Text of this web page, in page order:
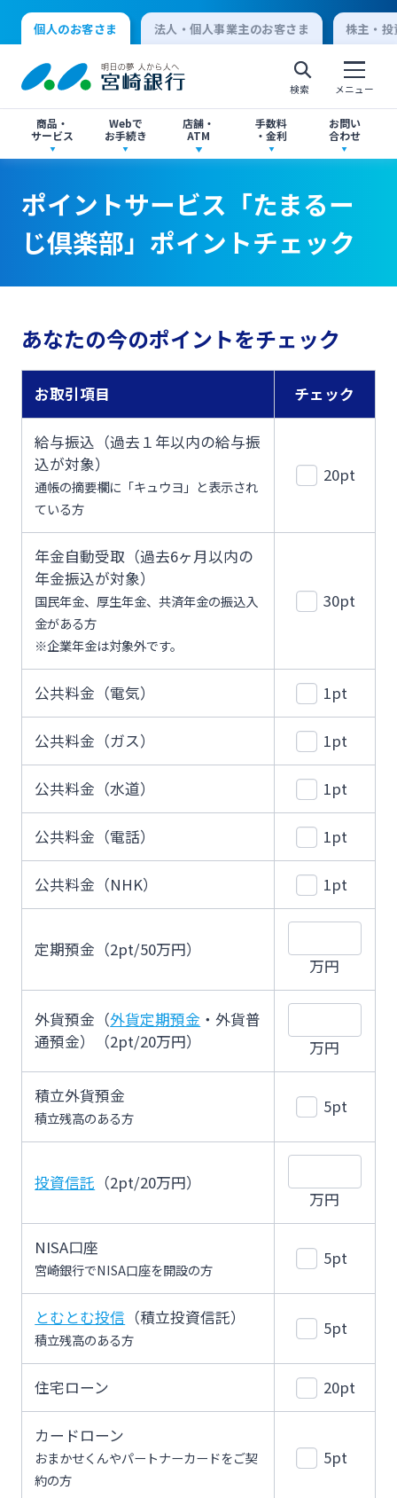
個人のお客さま 法人・個人事業主のお客さま 株主・
検索 メニュー
商品・
サービス
Webで
お手続き
店舗・
ATM
手数料
・金利
お問い
合わせ
アプリ・ネットバンキング
口座開設・預金
資産運用
保険
年金・相続
外国為替
ポイントサービス「たまるーじ倶楽部」
クレジットカード
キャッシュレスサービス
スポーツくじ「宮崎銀行toto」
その他サービス
閉じる
口座開設
各種お手続き
投資信託
定期的なお客さま情報ご提供のお願い
Request to present your residence card
店舗・ATM検索
ATMサービス
手数料一覧
金利一覧
閉じる
よくあるご質問
お問い合わせ先一覧
サイトマップ
チャットで相談
個人向けインターネットバンキング
ログオン
法人向けインターネットバンキング
みやぎんMikatanoシリーズ
ログオン
English
個人のお客さま
株主・投資家の皆さま
ニュースリリース一覧
採用情報
ポイントサービス「たまるー
じ倶楽部」ポイントチェック
あなたの今のポイントをチェック
お取引項目 チェック
給与振込（過去１年以内の給与振
込が対象）
通帳の摘要欄に「キュウヨ」と表示され
ている方
20pt
年金自動受取（過去6ヶ月以内の
年金振込が対象）
国民年金、厚生年金、共済年金の振込入
金がある方
※企業年金は対象外です。
30pt
公共料金（電気） 1pt
公共料金（ガス） 1pt
公共料金（水道） 1pt
公共料金（電話） 1pt
公共料金（NHK） 1pt
定期預金（2pt/50万円）
万円
外貨預金（外貨定期預金 ・外貨普
通預金）（2pt/20万円）
万円
積立外貨預金
積立残高のある方
5pt
投資信託 （2pt/20万円）
万円
NISA口座
宮崎銀行でNISA口座を開設の方
5pt
とむとむ投信 （積立投資信託）
積立残高のある方
5pt
住宅ローン 20pt
カードローン
おまかせくんやパートナーカードをご契
約の方
5pt